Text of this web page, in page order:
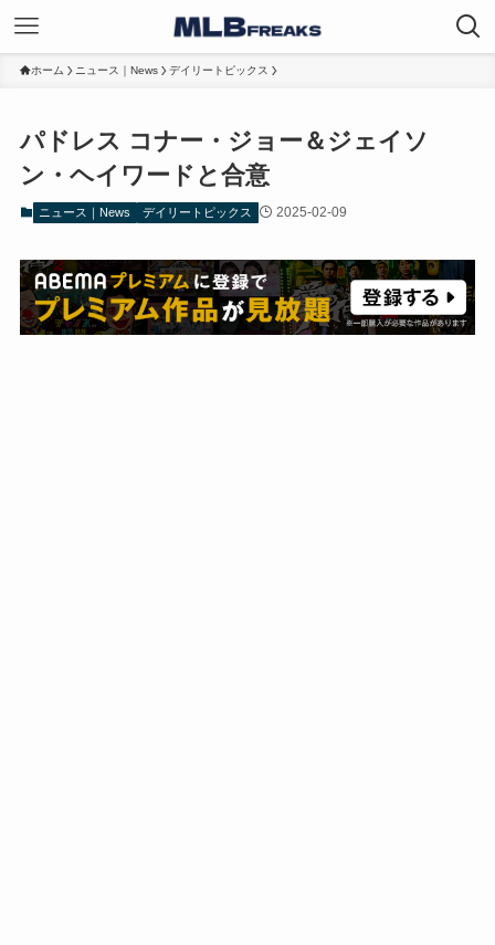
ホーム ニュース｜News デイリートピックス
パドレス コナー・ジョー＆ジェイソ
ン・ヘイワードと合意
ニュース｜News デイリートピックス 2025-02-09